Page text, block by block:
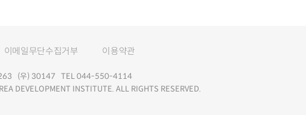
이메일무단수집거부 이용약관
263 (우) 30147 TEL 044-550-4114
DEVELOPMENT INSTITUTE. ALL RIGHTS RESERVED.